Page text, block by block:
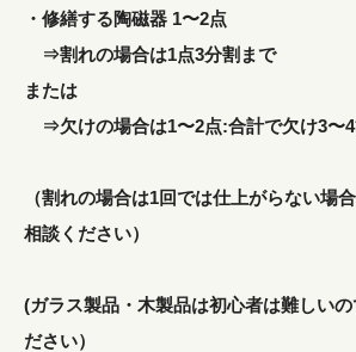
・修繕する陶磁器 1〜2点
⇒割れの場合は1点3分割まで
または
⇒欠けの場合は1〜2点:合計で欠け3〜
（割れの場合は1回では仕上がらない場
相談ください）
(ガラス製品・木製品は初心者は難しいの
ださい）